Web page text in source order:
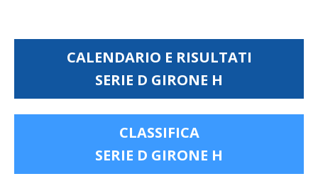
CALENDARIO E RISULTATI
SERIE D GIRONE H
CLASSIFICA
SERIE D GIRONE H